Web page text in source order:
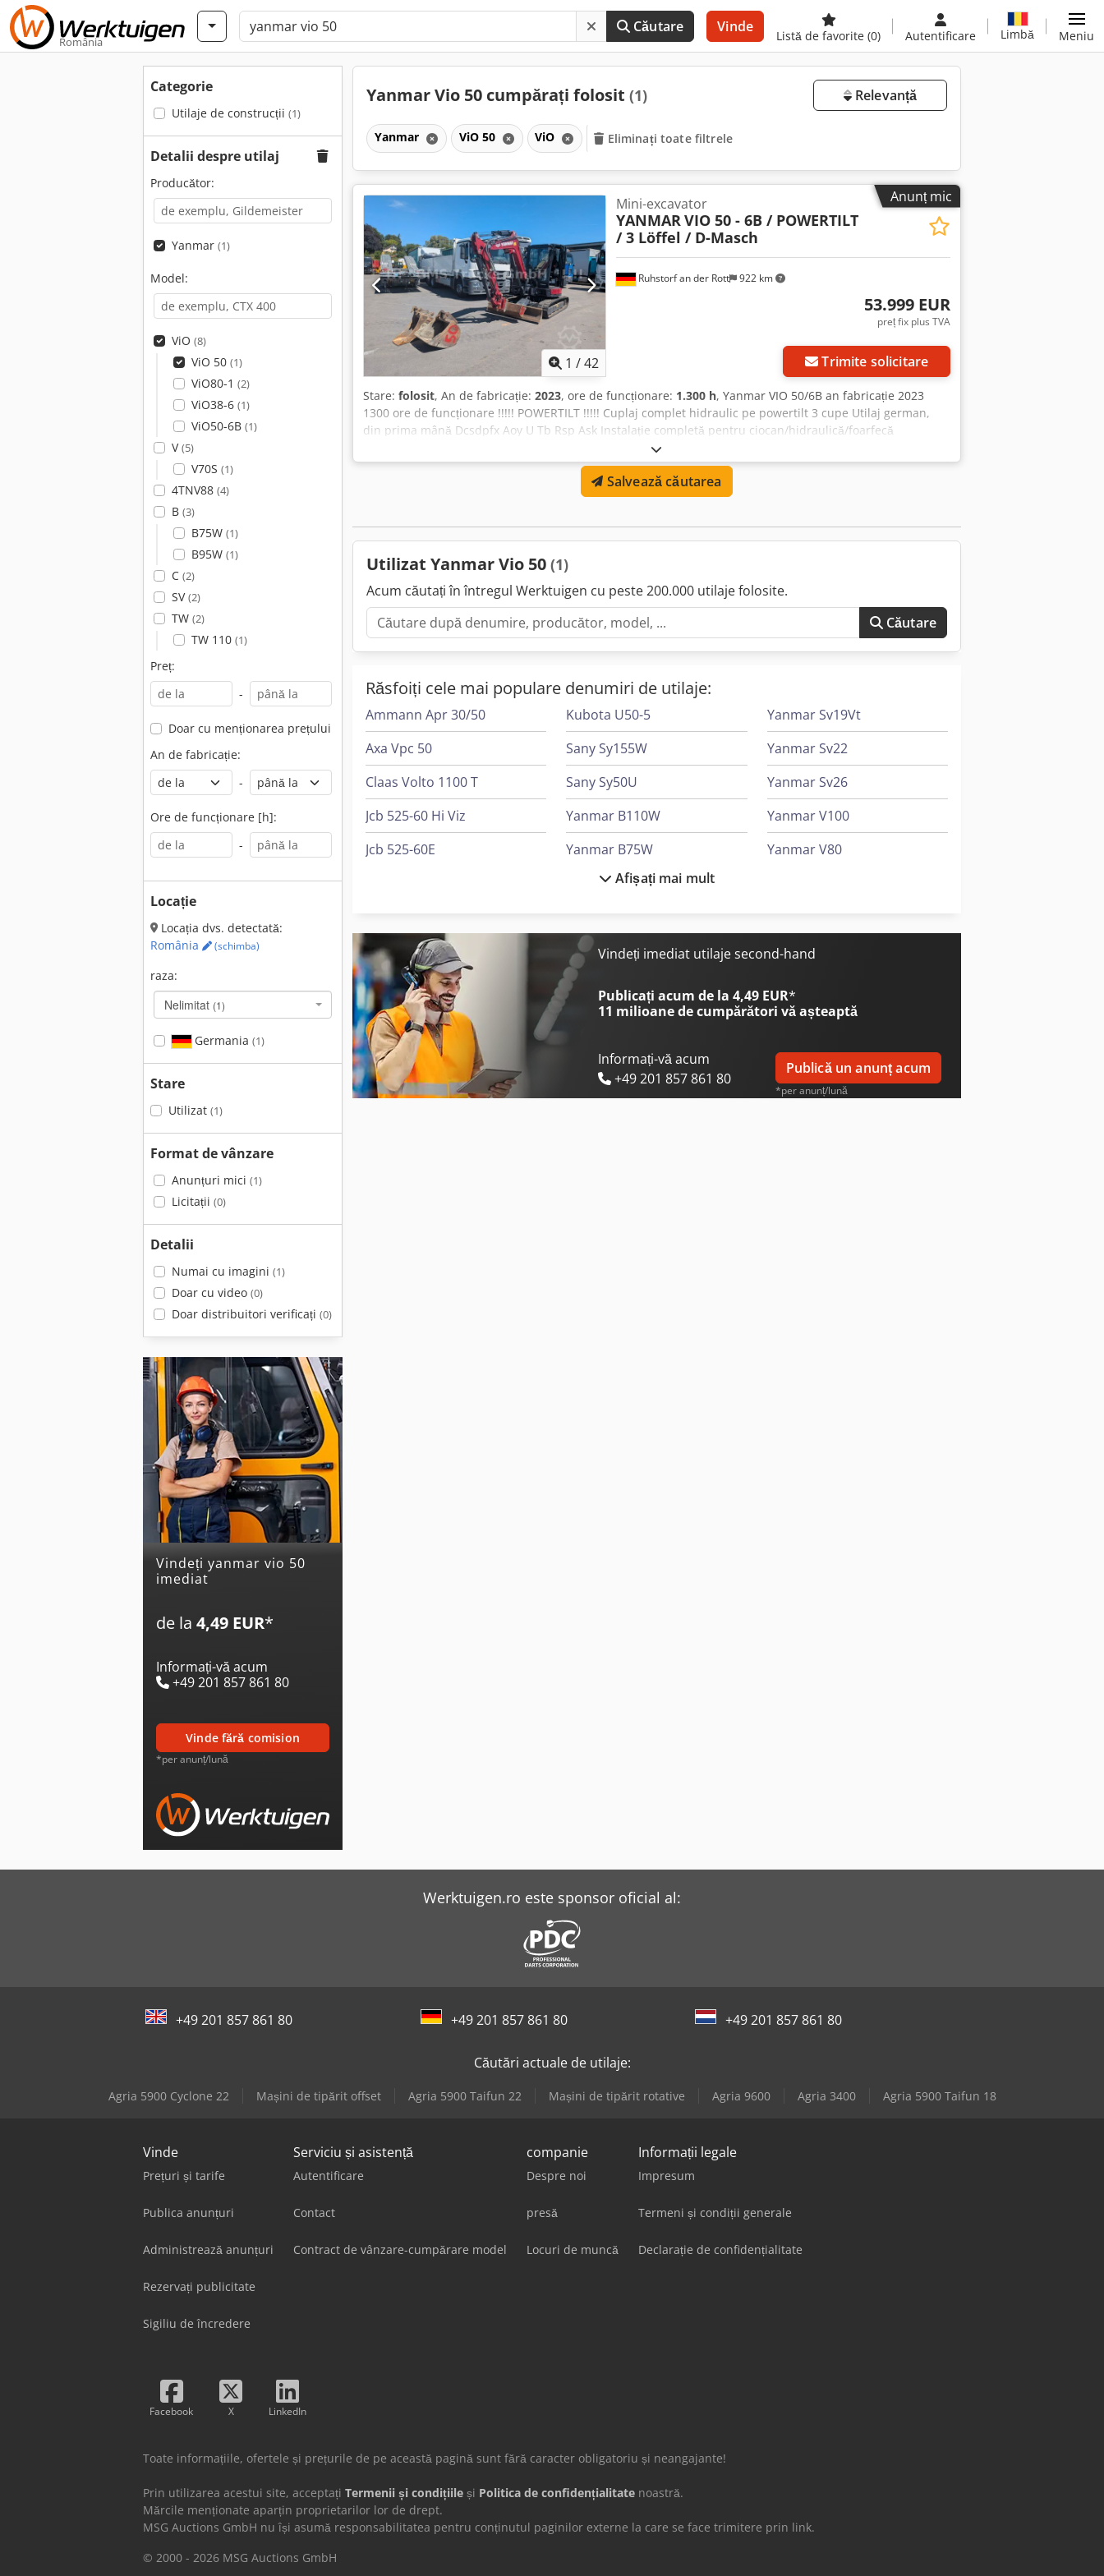
România
Căutare Vinde
Listă de favorite (0) Autentificare Limbă Meniu
Categorie
Utilaje de construcții (1)
Detalii despre utilaj
Producător:
Yanmar (1)
Model:
ViO (8)
ViO 50 (1)
ViO80-1 (2)
ViO38-6 (1)
ViO50-6B (1)
V(5)
V70S (1)
4TNV88 (4)
B (3)
B75W (1)
B95W (1)
C (2)
SV(2)
TW (2)
TW 110 (1)
Preț:
-
Doar cu menționarea prețului
An de fabricație:
-
Ore de funcționare [h]:
-
Locație
Locația dvs. detectată:
România
(schimba)
raza:
Nelimitat (1)
Germania (1)
Stare
Utilizat (1)
Format de vânzare
Anunțuri mici (1)
Licitații (0)
Detalii
Numai cu imagini (1)
Doar cu video (0)
Doar distribuitori verificați (0)
Vindeți yanmar vio 50
imediat
de la 4,49 EUR*
Informați-vă acum
+49 201 857 861 80
vinde fără comision
*per anunț/lună
Yanmar Vio 50 cumpărați folosit (1) Relevanță
Yanmar ViO 50 ViO Eliminați toate filtrele
Anunț mic
1 /42
Ruhstorf an der Rott 922 km
Mini-excavator
YANMAR VIO 50 - 6B / POWERTILT
/ 3 Löffel / D-Masch
53.999 EUR
preț fix plus TVA
Trimite solicitare
Stare: folosit, An de fabricație: 2023, ore de funcționare: 1.300 h, Yanmar VIO 50/6B an fabricație 2023
1300 ore de funcționare !!!!! POWERTILT !!!!! Cuplaj complet hidraulic pe powertilt 3 cupe Utilaj german,
din prima mână Dcsdpfx Aoy U Tb Rsp Ask Instalație completă pentru ciocan/hidraulică/foarfecă
Șenile/transmisie aprox. 60-70% Viteză rapidă Greutate operațională aprox. 4900 kg Pregătit de utilizare
imediată Livrare posibilă Finanțare posibilă Vizitați site-ul nostru web: ----
germană/engleză/sârbă/croată/bosniacă/bulgară..... Goran germană/engleză/p?????/?????..... Roman Ne
ocupăm cu plăcere de finanțarea sau leasing-ul dumneavoastră Vânzare UE: net cu prezentarea
Salvează căutarea
Utilizat Yanmar Vio 50 (1)
Acum căutați în întregul Werktuigen cu peste 200.000 utilaje folosite.
Căutare
Răsfoiți cele mai populare denumiri de utilaje:
Ammann Apr 30/50
Axa Vpc 50
Claas Volto 1100 T
Jcb 525-60 Hi Viz
Jcb 525-60E
Jcb 540-170
Jcb 540-180
Kubota U50-5
Sany Sy155W
Sany Sy50U
Yanmar B110W
Yanmar B75W
Yanmar B95W
Yanmar Mini Excavator
Yanmar Sv17Vt
Yanmar Sv19Vt
Yanmar Sv22
Yanmar Sv26
Yanmar V100
Yanmar V80
Afișați mai mult
Vindeți imediat utilaje second-hand
Publicați acum de la 4,49 EUR*
11 milioane de cumpărători vă așteaptă
Informați-vă acum
+49 201 857 861 80
Publică un anunț acum
*per anunț/lună
Werktuigen.ro este sponsor oficial al:
+49 201 857 861 80 +49 201 857 861 80 +49 201 857 861 80
Căutări actuale de utilaje:
Agria 5900 Cyclone 22 Mașini de tipărit offset Agria 5900 Taifun 22 Mașini de tipărit rotative Agria 9600 Agria 3400 Agria 5900 Taifun 18
Vinde
Prețuri și tarife
Publica anunțuri
Administrează anunțuri
Rezervați publicitate
Sigiliu de încredere
Serviciu și asistență
Autentificare
Contact
Contract de vânzare-cumpărare model
companie
Despre noi
presă
Locuri de muncă
Informații legale
Impresum
Termeni și condiții generale
Declarație de confidențialitate
Facebook X LinkedIn
Toate informațiile, ofertele și prețurile de pe această pagină sunt fără caracter obligatoriu și neangajante!
Prin utilizarea acestui site, acceptați Termenii și condițiile și Politica de confidențialitate noastră.
Mărcile menționate aparțin proprietarilor lor de drept.
MSG Auctions GmbH nu își asumă responsabilitatea pentru conținutul paginilor externe la care se face trimitere prin link.
© 2000 - 2026 MSG Auctions GmbH